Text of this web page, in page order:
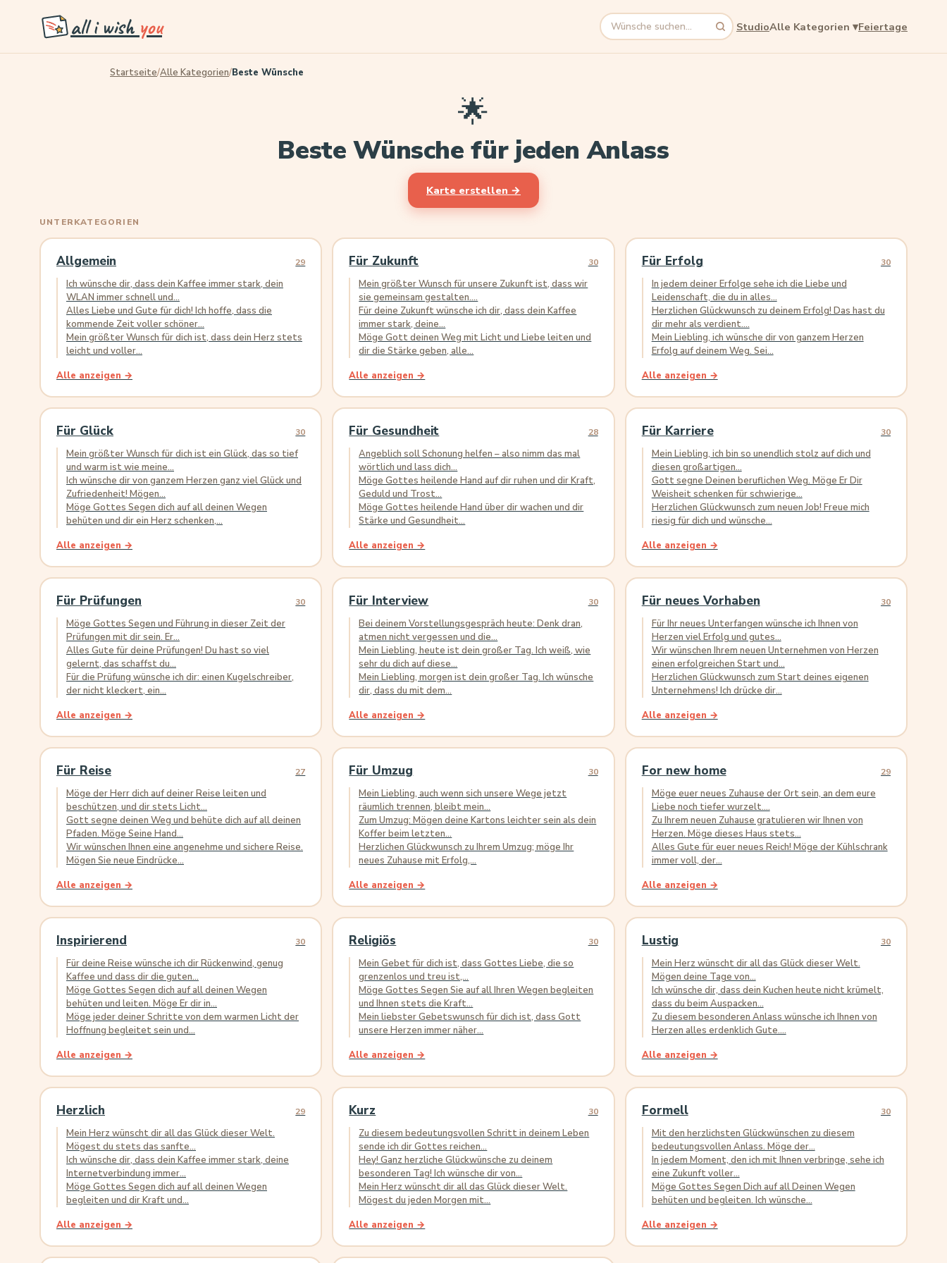
all i wish you Suche StudioAlle Kategorien ▾Feiertage
Startseite/Alle Kategorien/Beste Wünsche
🌟
Beste Wünsche für jeden Anlass
Karte erstellen →
UNTERKATEGORIEN
Allgemein 29
Ich wünsche dir, dass dein Kaffee immer stark, dein
WLAN immer schnell und...
Alles Liebe und Gute für dich! Ich hoffe, dass die
kommende Zeit voller schöner...
Mein größter Wunsch für dich ist, dass dein Herz stets
leicht und voller...
Alle anzeigen →
Für Zukunft 30
Mein größter Wunsch für unsere Zukunft ist, dass wir
sie gemeinsam gestalten....
Für deine Zukunft wünsche ich dir, dass dein Kaffee
immer stark, deine...
Möge Gott deinen Weg mit Licht und Liebe leiten und
dir die Stärke geben, alle...
Alle anzeigen →
Für Erfolg 30
In jedem deiner Erfolge sehe ich die Liebe und
Leidenschaft, die du in alles...
Herzlichen Glückwunsch zu deinem Erfolg! Das hast du
dir mehr als verdient....
Mein Liebling, ich wünsche dir von ganzem Herzen
Erfolg auf deinem Weg. Sei...
Alle anzeigen →
Für Glück 30
Mein größter Wunsch für dich ist ein Glück, das so tief
und warm ist wie meine...
Ich wünsche dir von ganzem Herzen ganz viel Glück und
Zufriedenheit! Mögen...
Möge Gottes Segen dich auf all deinen Wegen
behüten und dir ein Herz schenken,...
Alle anzeigen →
Für Gesundheit 28
Angeblich soll Schonung helfen – also nimm das mal
wörtlich und lass dich...
Möge Gottes heilende Hand auf dir ruhen und dir Kraft,
Geduld und Trost...
Möge Gottes heilende Hand über dir wachen und dir
Stärke und Gesundheit...
Alle anzeigen →
Für Karriere 30
Mein Liebling, ich bin so unendlich stolz auf dich und
diesen großartigen...
Gott segne Deinen beruflichen Weg. Möge Er Dir
Weisheit schenken für schwierige...
Herzlichen Glückwunsch zum neuen Job! Freue mich
riesig für dich und wünsche...
Alle anzeigen →
Für Prüfungen 30
Möge Gottes Segen und Führung in dieser Zeit der
Prüfungen mit dir sein. Er...
Alles Gute für deine Prüfungen! Du hast so viel
gelernt, das schaffst du...
Für die Prüfung wünsche ich dir: einen Kugelschreiber,
der nicht kleckert, ein...
Alle anzeigen →
Für Interview 30
Bei deinem Vorstellungsgespräch heute: Denk dran,
atmen nicht vergessen und die...
Mein Liebling, heute ist dein großer Tag. Ich weiß, wie
sehr du dich auf diese...
Mein Liebling, morgen ist dein großer Tag. Ich wünsche
dir, dass du mit dem...
Alle anzeigen →
Für neues Vorhaben 30
Für Ihr neues Unterfangen wünsche ich Ihnen von
Herzen viel Erfolg und gutes...
Wir wünschen Ihrem neuen Unternehmen von Herzen
einen erfolgreichen Start und...
Herzlichen Glückwunsch zum Start deines eigenen
Unternehmens! Ich drücke dir...
Alle anzeigen →
Für Reise 27
Möge der Herr dich auf deiner Reise leiten und
beschützen, und dir stets Licht...
Gott segne deinen Weg und behüte dich auf all deinen
Pfaden. Möge Seine Hand...
Wir wünschen Ihnen eine angenehme und sichere Reise.
Mögen Sie neue Eindrücke...
Alle anzeigen →
Für Umzug 30
Mein Liebling, auch wenn sich unsere Wege jetzt
räumlich trennen, bleibt mein...
Zum Umzug: Mögen deine Kartons leichter sein als dein
Koffer beim letzten...
Herzlichen Glückwunsch zu Ihrem Umzug; möge Ihr
neues Zuhause mit Erfolg,...
Alle anzeigen →
For new home 29
Möge euer neues Zuhause der Ort sein, an dem eure
Liebe noch tiefer wurzelt....
Zu Ihrem neuen Zuhause gratulieren wir Ihnen von
Herzen. Möge dieses Haus stets...
Alles Gute für euer neues Reich! Möge der Kühlschrank
immer voll, der...
Alle anzeigen →
Inspirierend 30
Für deine Reise wünsche ich dir Rückenwind, genug
Kaffee und dass dir die guten...
Möge Gottes Segen dich auf all deinen Wegen
behüten und leiten. Möge Er dir in...
Möge jeder deiner Schritte von dem warmen Licht der
Hoffnung begleitet sein und...
Alle anzeigen →
Religiös 30
Mein Gebet für dich ist, dass Gottes Liebe, die so
grenzenlos und treu ist,...
Möge Gottes Segen Sie auf all Ihren Wegen begleiten
und Ihnen stets die Kraft...
Mein liebster Gebetswunsch für dich ist, dass Gott
unsere Herzen immer näher...
Alle anzeigen →
Lustig 30
Mein Herz wünscht dir all das Glück dieser Welt.
Mögen deine Tage von...
Ich wünsche dir, dass dein Kuchen heute nicht krümelt,
dass du beim Auspacken...
Zu diesem besonderen Anlass wünsche ich Ihnen von
Herzen alles erdenklich Gute....
Alle anzeigen →
Herzlich 29
Mein Herz wünscht dir all das Glück dieser Welt.
Mögest du stets das sanfte...
Ich wünsche dir, dass dein Kaffee immer stark, deine
Internetverbindung immer...
Möge Gottes Segen dich auf all deinen Wegen
begleiten und dir Kraft und...
Alle anzeigen →
Kurz 30
Zu diesem bedeutungsvollen Schritt in deinem Leben
sende ich dir Gottes reichen...
Hey! Ganz herzliche Glückwünsche zu deinem
besonderen Tag! Ich wünsche dir von...
Mein Herz wünscht dir all das Glück dieser Welt.
Mögest du jeden Morgen mit...
Alle anzeigen →
Formell 30
Mit den herzlichsten Glückwünschen zu diesem
bedeutungsvollen Anlass. Möge der...
In jedem Moment, den ich mit Ihnen verbringe, sehe ich
eine Zukunft voller...
Möge Gottes Segen Dich auf all Deinen Wegen
behüten und begleiten. Ich wünsche...
Alle anzeigen →